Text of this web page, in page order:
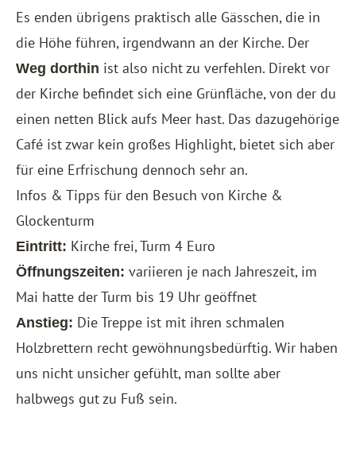
Es enden übrigens praktisch alle Gässchen, die in
die Höhe führen, irgendwann an der Kirche. Der
Weg dorthin ist also nicht zu verfehlen. Direkt vor
der Kirche befindet sich eine Grünfläche, von der du
einen netten Blick aufs Meer hast. Das dazugehörige
Café ist zwar kein großes Highlight, bietet sich aber
für eine Erfrischung dennoch sehr an.
Infos & Tipps für den Besuch von Kirche &
Glockenturm
Eintritt: Kirche frei, Turm 4 Euro
Öffnungszeiten: variieren je nach Jahreszeit, im
Mai hatte der Turm bis 19 Uhr geöffnet
Anstieg: Die Treppe ist mit ihren schmalen
Holzbrettern recht gewöhnungsbedürftig. Wir haben
uns nicht unsicher gefühlt, man sollte aber
halbwegs gut zu Fuß sein.